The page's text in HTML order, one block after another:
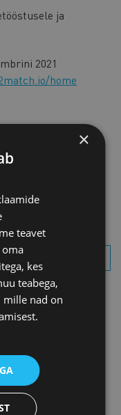
ja
2021
home
LIIKMEÜRITUSED
×
teavet
oma
kes
teabega,
mille nad on